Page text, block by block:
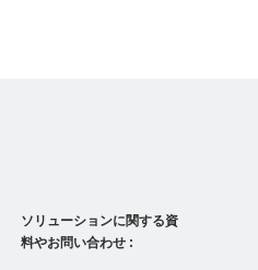
ソリューションに関する資
料やお問い合わせ :